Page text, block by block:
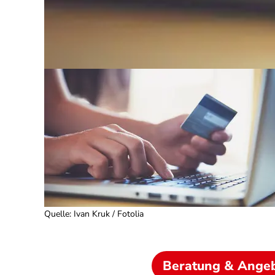
Quelle: Ivan Kruk / Fotolia
Beratung &